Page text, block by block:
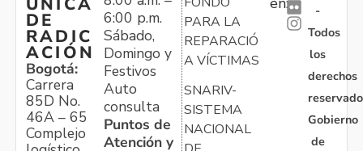
DE
RADIC
ACIÓN
Bogotá:
Carrera
85D No.
46A – 65
Complejo
6:00 p.m.
Sábado,
Domingo y
Festivos
Auto
consulta
Puntos de
Atención y
PARA LA
REPARACIÓN
A VÍCTIMAS
SNARIV-
SISTEMA
NACIONAL
-
Todos
los
derechos
Gobierno
de